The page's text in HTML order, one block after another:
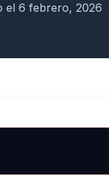
el 6 febrero, 2026